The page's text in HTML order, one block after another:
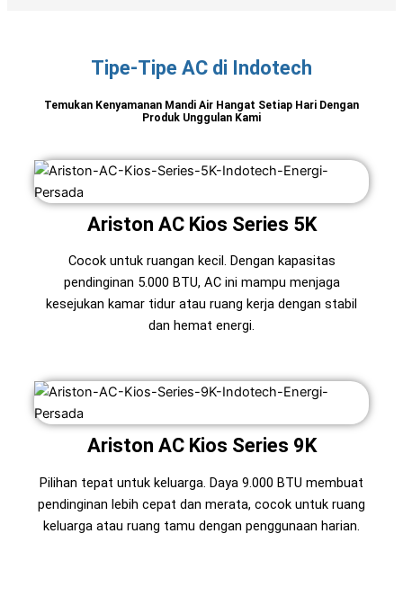
Tipe-Tipe AC di Indotech
Temukan Kenyamanan Mandi Air Hangat Setiap Hari Dengan
Produk Unggulan Kami
Ariston AC Kios Series 5K
Cocok untuk ruangan kecil. Dengan kapasitas
pendinginan 5.000 BTU, AC ini mampu menjaga
kesejukan kamar tidur atau ruang kerja dengan stabil
dan hemat energi.
Ariston AC Kios Series 9K
Pilihan tepat untuk keluarga. Daya 9.000 BTU membuat
pendinginan lebih cepat dan merata, cocok untuk ruang
keluarga atau ruang tamu dengan penggunaan harian.